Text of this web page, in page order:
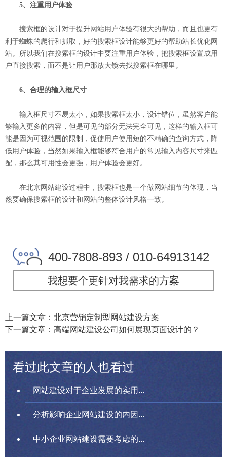
5、注重用户体验
搜索框的设计对于提升网站用户体验有很大的帮助，而且也更有
利于蜘蛛的爬行和抓取，好的搜索框设计能够更好的帮助站长优化网
站。所以我们在搜索框的设计中要注重用户体验，把搜索框设置成用
户直接搜索，而不是让用户那放大镜去找搜索框在哪里。
6、合理的输入框尺寸
输入框尺寸不易太小，如果搜索框太小，设计错位，虽然客户能
够输入更多的内容，但是可见的部分无法完全可见，这样的输入框可
能是因为可视范围的限制，促使用户使用短的不精确的查询方式，降
低用户体验，当然如果输入框能够符合用户的常见输入内容尺寸来匹
配，那么其可用性会更强，用户体验会更好。
在北京网站建设过程中，搜索框也是一个做网站细节的体现，当
然要确保搜索框的设计和网站的整体设计风格一致。
400-7808-893 / 010-64913142
我想要个更针对我需求的方案
上一篇文章：北京营销定制型网站建设方案
下一篇文章：高端网站建设公司如何展现页面设计的？
看过此文章的人也看过
网站建设对于企业发展的实用...
分析影响企业网站建设的内因...
中小企业网站建设需要考虑的...